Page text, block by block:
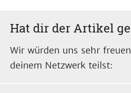
Hat dir der Artikel
Wir würden uns sehr
deinem Netzwerk teilst: